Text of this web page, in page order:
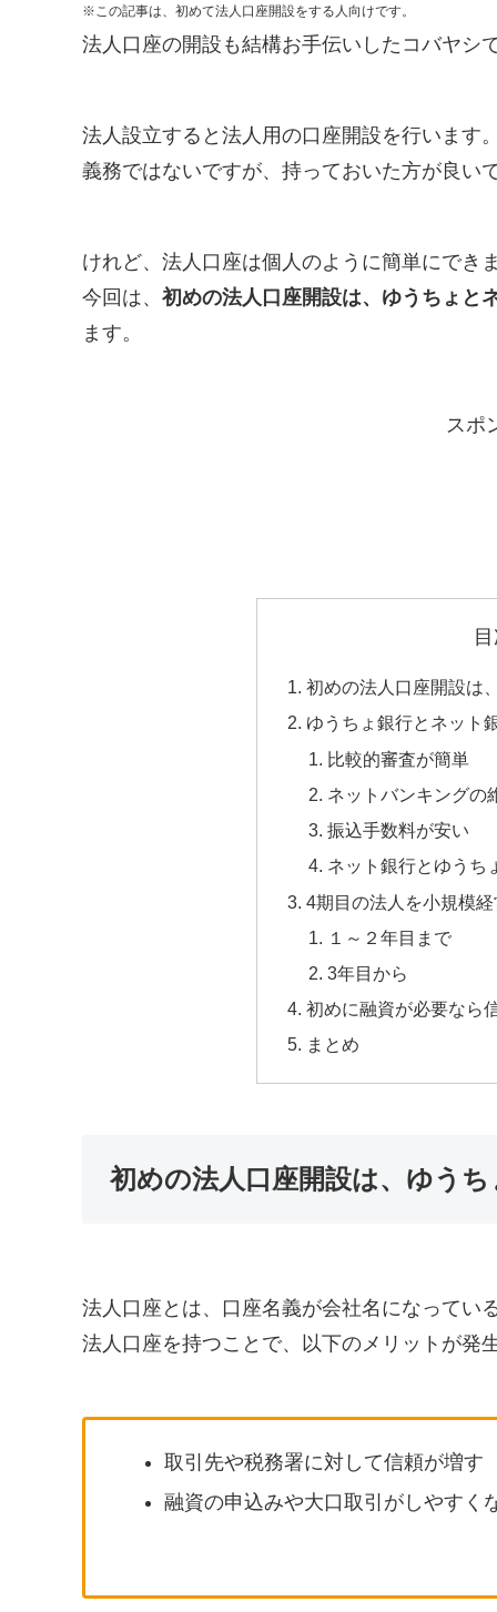
※この記事は、初めて法人口座開設をする人向けです。
法人口座の開設も結構お手伝いしたコバヤシで
法人設立すると法人用の口座開設を行います。
義務ではないですが、持っておいた方が良いで
けれど、法人口座は個人のように簡単にできま
今回は、 初めの法人口座開設は、ゆうちょと
ます。
スポ
初めの法人口座開設は
ゆうちょ銀行とネット
比較的審査が簡単
ネットバンキングの
振込手数料が安い
ネット銀行とゆうち
4期目の法人を小規模
１～２年目まで
3年目から
初めに融資が必要なら
まとめ
初めの法人口座開設は、ゆう
法人口座とは、口座名義が会社名になってい
法人口座を持つことで、以下のメリットが発
取引先や税務署に対して信頼が増す
融資の申込みや大口取引がしやすく